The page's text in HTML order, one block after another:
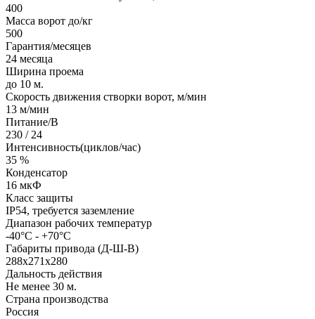
400
Масса ворот до/кг
500
Гарантия/месяцев
24 месяца
Ширина проема
до 10 м.
Скорость движения створки ворот, м/мин
13 м/мин
Питание/В
230 / 24
Интенсивность(циклов/час)
35 %
Конденсатор
16 мкФ
Класс защиты
IP54, требуется заземление
Диапазон рабочих температур
-40°C - +70°C
Габариты привода (Д-Ш-В)
288х271х280
Дальность действия
Не менее 30 м.
Страна производства
Россия